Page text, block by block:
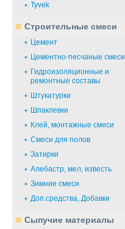
Tyvek
Строительные смеси
Цемент
Цементно-песчаные смеси
Гидроизоляционные и
ремонтные составы
Штукатурки
Шпаклевки
Клей, монтажные смеси
Смеси для полов
Затирки
Алебастр, мел, известь
Зимние смеси
Доп.cредства, Добавки
Сыпучие материалы